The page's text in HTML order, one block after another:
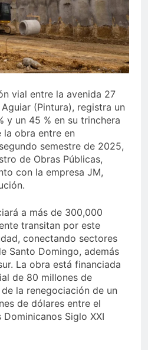
artísticas en
da continuidad al
Azua II – Pueblo
fortaleciendo el
agrícola de la
Ago
vial entre la avenida 27
(Pintura), registra un
y un 45 % en su trinchera
la obra entre en
semestre de 2025,
de Obras Públicas,
con la empresa JM,
a más de 300,000
transitan por este
conectando sectores
Santo Domingo, además
La obra está financiada
de 80 millones de
la renegociación de un
de dólares entre el
Siglo XXI